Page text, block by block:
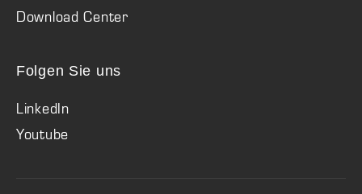
Download Center
Folgen Sie uns
LinkedIn
Youtube